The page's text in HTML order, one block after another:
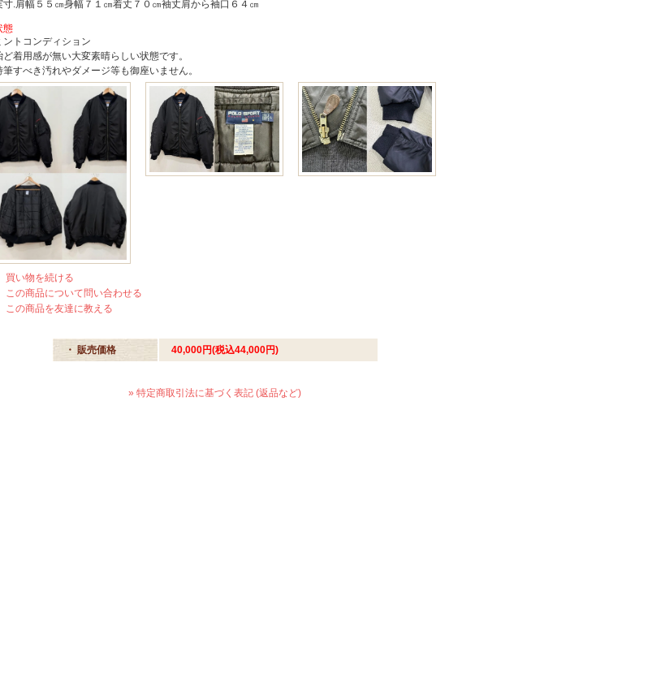
寸.肩幅５５㎝身幅７１㎝着丈７０㎝袖丈肩から袖口６４㎝
態
ントコンディション
ど着用感が無い大変素晴らしい状態です。
筆すべき汚れやダメージ等も御座いません。
買い物を続ける
この商品について問い合わせる
この商品を友達に教える
・ 販売価格 40,000円(税込44,000円)
» 特定商取引法に基づく表記 (返品など)